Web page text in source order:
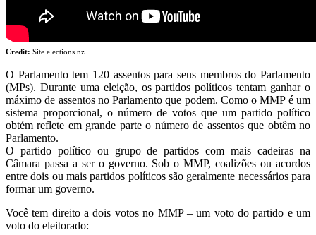
Credit: Site elections.nz
O Parlamento tem 120 assentos para seus membros do Parlamento
(MPs). Durante uma eleição, os partidos políticos tentam ganhar o
máximo de assentos no Parlamento que podem. Como o MMP é um
sistema proporcional, o número de votos que um partido político
obtém reflete em grande parte o número de assentos que obtêm no
Parlamento.
O partido político ou grupo de partidos com mais cadeiras na
Câmara passa a ser o governo. Sob o MMP, coalizões ou acordos
entre dois ou mais partidos políticos são geralmente necessários para
formar um governo.
Você tem direito a dois votos no MMP – um voto do partido e um
voto do eleitorado: